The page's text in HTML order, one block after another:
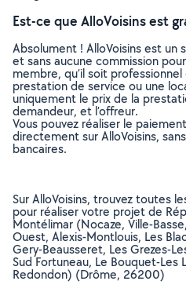
Est-ce que AlloVoisins est
Absolument ! AlloVoisins est
et sans aucune commission
membre, qu’il soit
prestation de service ou une
uniquement le prix de la
demandeur, et l’offreur.
Vous pouvez réaliser le
directement sur AlloVoisins,
bancaires.
Sur AlloVoisins, trouvez toutes
pour réaliser votre projet de
Montélimar (Nocaze, Ville-
Ouest, Alexis-Montlouis, Les
Gery-Beausseret, Les Grezes-
Sud Fortuneau, Le Bouquet-Les
Redondon) (Drôme, 26200)